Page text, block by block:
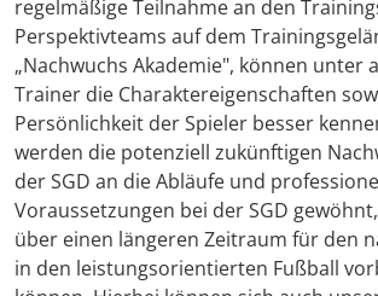
regelmäßige Teilnahme an den
Perspektivteams auf dem
„Nachwuchs Akademie", können unter
Trainer die Charaktereigenschaften
Persönlichkeit der Spieler besser
werden die potenziell zukünftigen
der SGD an die Abläufe und
Voraussetzungen bei der SGD
über einen längeren Zeitraum für den
in den leistungsorientierten Fußball